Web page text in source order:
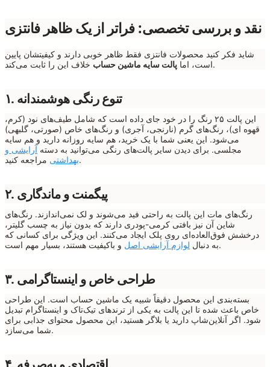
نقد و بررسی تخصصی: فراتر از یک ظاهر فانتزی
شاید فکر کنید محصولات فانتزی فقط ظاهر خوبی دارند و کیفیتشان پایین
است، اما پالت سایه ماشین حساب خلاف این را ثابت می‌کند.
۱. تنوع رنگی هوشمندانه
این پالت ۲۵ رنگ را در خود جای داده است که شامل طیف‌های نود (کرم،
قهوه ای)، رنگ‌های گرم (نارنجی، آجری) و رنگ‌های خاص (صورتی، گلبهی)
می‌شود. این یعنی شما با یک خرید، هم سایه روزانه دارید و هم سایه
مجلسی. برای دیدن سایر پالت‌های رنگی می‌توانید به دسته آرایشی و
بهداشتیمراجعه کنید.
۲. پیگمنت و ماندگاری
رنگ‌های مات این پالت به راحتی فید می‌شوند و لک نمی‌اندازند. رنگ‌های
شاین آن نیز بافتی کرمی-پودری دارند که بدون نیاز به چسب گلیتر،
درخشش فوق‌العاده‌ای روی پلک ایجاد می‌کنند. این ویژگی برای کسانی که
به دنبال لوازم آرایشی اصل و باکیفیت هستند، بسیار مهم است.
۳. طراحی خاص و اینستاگرامی
بسته‌بندی این محصول دقیقاً شبیه یک ماشین حساب است. این طراحی
خاص باعث شده تا این پالت به یکی از ترندهای تیک‌تاک و اینستاگرام تبدیل
شود. اگر آنلاین‌شاپ دارید یا بلاگر هستید، این محصول محتوای جذابی برای
شما می‌سازد.